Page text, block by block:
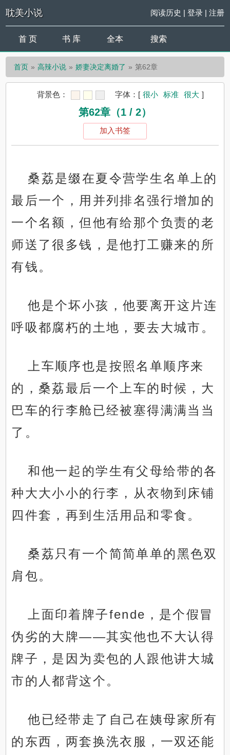
耽美小说 阅读历史 | 登录| 注册
首 页 书 库 全本 搜索
首页 高辣小说 娇妻决定离婚了 第62章
背景色： 字体： [ 很小 标准 很大 ]
第62章（1 / 2）
加入书签
桑荔是缀在夏令营学生名单上的
最后一个，用并列排名强行增加的
一个名额，但他有给那个负责的老
师送了很多钱，是他打工赚来的所
有钱。
他是个坏小孩，他要离开这片连
呼吸都腐朽的土地，要去大城市。
上车顺序也是按照名单顺序来
的，桑荔最后一个上车的时候，大
巴车的行李舱已经被塞得满满当当
了。
和他一起的学生有父母给带的各
种大大小小的行李，从衣物到床铺
四件套，再到生活用品和零食。
桑荔只有一个简简单单的黑色双
肩包。
上面印着牌子fende，是个假冒
伪劣的大牌——其实他也不大认得
牌子，是因为卖包的人跟他讲大城
市的人都背这个。
他已经带走了自己在姨母家所有
的东西，两套换洗衣服，一双还能